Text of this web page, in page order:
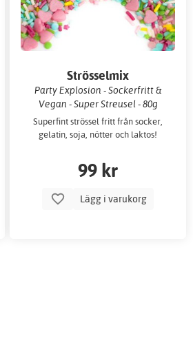
Strösselmix
Party Explosion - Sockerfritt &
Vegan - Super Streusel - 80g
Superfint strössel fritt från socker,
gelatin, soja, nötter och laktos!
99 kr
Lägg i varukorg